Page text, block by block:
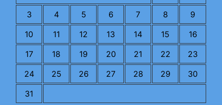
3
4 5 6 7 8
9
10
11 12 13 14 15
16
17
18 19 20 21 22
23
24
25 26 27 28 29
30
31